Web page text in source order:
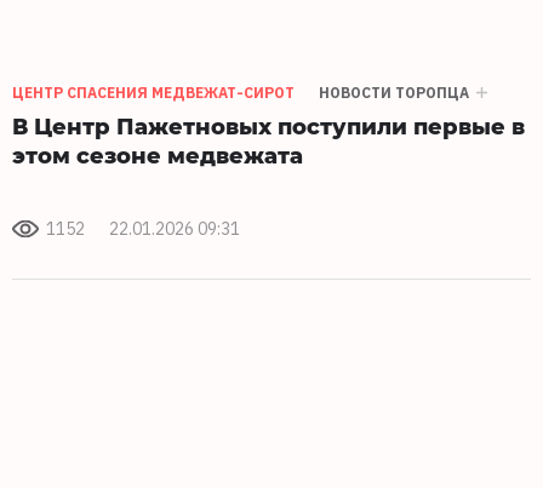
ЦЕНТР СПАСЕНИЯ МЕДВЕЖАТ-СИРОТ НОВОСТИ ТОРОПЦА
В Центр Пажетновых поступили первые в
этом сезоне медвежата
1152 22.01.2026 09:31